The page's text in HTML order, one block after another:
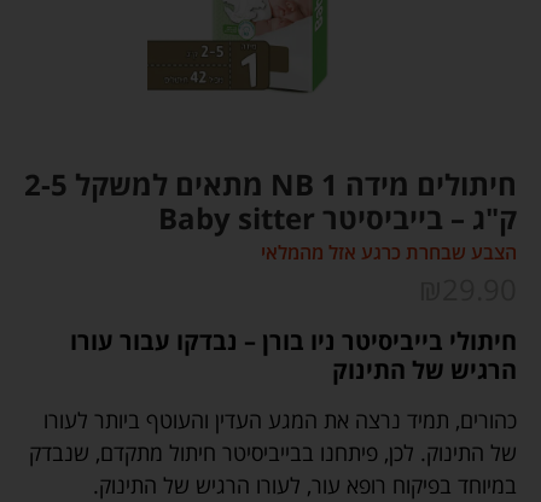
חיתולים מידה NB 1 מתאים למשקל 2-5
ק"ג – בייביסיטר Baby sitter
הצבע שבחרת כרגע אזל מהמלאי
חיתולי בייביסיטר ניו בורן – נבדקו עבור עורו
הרגיש של התינוק
כהורים, תמיד נרצה את המגע העדין והעוטף ביותר לעורו
של התינוק. לכן, פיתחנו בבייביסיטר חיתול מתקדם, שנבדק
במיוחד בפיקוח רופא עור, לעורו הרגיש של התינוק.